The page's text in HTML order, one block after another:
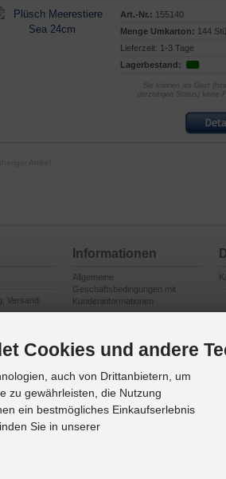
Art.-Nr.: 155140
Menge Umkarton: 144
Lieferzeit: 1-3 Tage
Lagerbestand:
Sie können als Gast
derzeitigen Status) keine
Versand
Informationen
Allgemeine
Geschäftsbedingungen mit
Kundeninformationen
Conditions Générales de Vente et
Informations à l’Attention des
Clients
Impressum
Datenschutzerklärung
Cookies und andere
auch von Drittanbietern, um
zu gewährleisten, die Nutzung
ein bestmögliches Einkaufserlebnis
Sie in unserer